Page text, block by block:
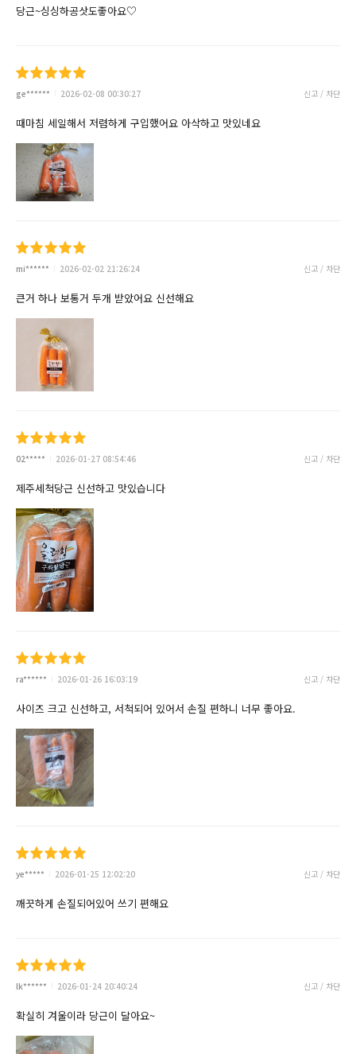
당근~싱싱하공삿도좋아요♡
ge****** 2026-02-08 00:30:27 신고 / 차단
때마침 세일해서 저렴하게 구입했어요 아삭하고 맛있네요
mi****** 2026-02-02 21:26:24 신고 / 차단
큰거 하나 보통거 두개 받았어요 신선해요
02***** 2026-01-27 08:54:46 신고 / 차단
제주세척당근 신선하고 맛있습니다
ra****** 2026-01-26 16:03:19 신고 / 차단
사이즈 크고 신선하고, 서척되어 있어서 손질 편하니 너무 좋아요.
ye***** 2026-01-25 12:02:20 신고 / 차단
깨끗하게 손질되어있어 쓰기 편해요
lk****** 2026-01-24 20:40:24 신고 / 차단
확실히 겨울이라 당근이 달아요~